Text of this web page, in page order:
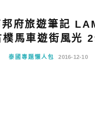
邦府旅遊筆記
樸馬車遊街風光
泰國專題懶人包 2016-12-10